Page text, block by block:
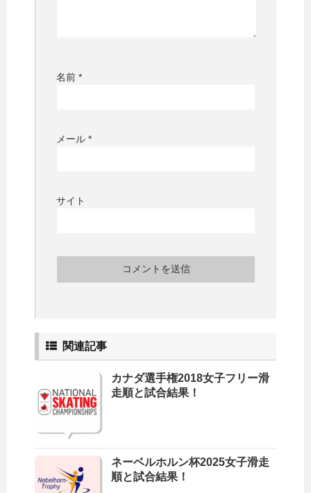
名前 *
メール *
サイト
関連記事
カナダ選手権2018女子フリー滑
走順と試合結果！
ネーベルホルン杯2025女子滑走
順と試合結果！